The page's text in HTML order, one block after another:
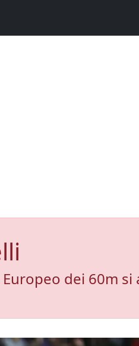
dei 60m si